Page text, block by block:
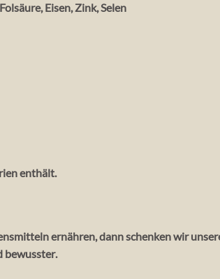
Eisen, Zink, Selen
enthält.
ernähren, dann schenken wir
bewusster.